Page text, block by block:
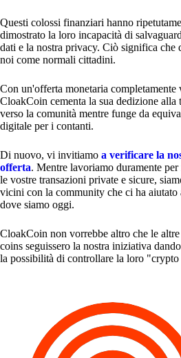
Questi colossi finanziari hanno
dimostrato la loro incapacità di
dati e la nostra privacy. Ciò significa che
noi come normali cittadini.
Con un'offerta monetaria completamente
CloakCoin cementa la sua dedizione alla
verso la comunità mentre funge da
digitale per i contanti.
Di nuovo, vi invitiamo a verificare la
offerta. Mentre lavoriamo duramente per
le vostre transazioni private e sicure,
vicini con la community che ci ha aiutato
dove siamo oggi.
CloakCoin non vorrebbe altro che le
coins seguissero la nostra iniziativa
la possibilità di controllare la loro